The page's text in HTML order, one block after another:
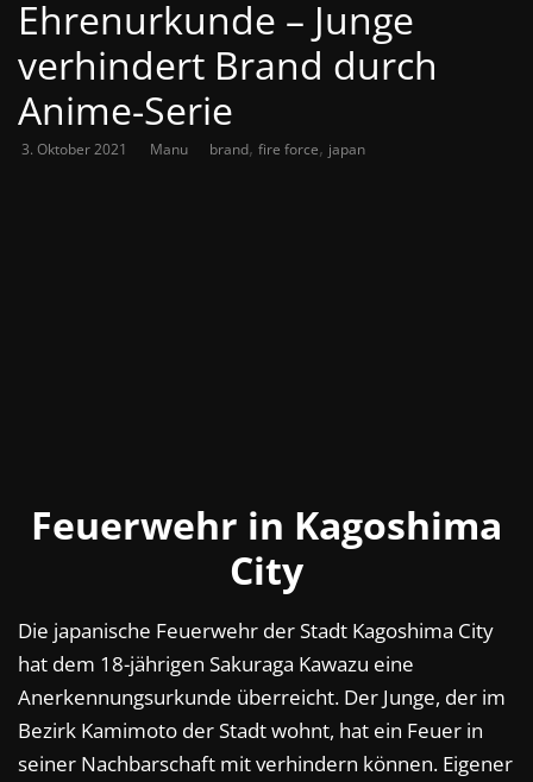
Ehrenurkunde – Junge
verhindert Brand durch
Anime-Serie
3. Oktober 2021 Manu brand, fire force, japan
Feuerwehr in Kagoshima
City
Die japanische Feuerwehr der Stadt Kagoshima City
hat dem 18-jährigen Sakuraga Kawazu eine
Anerkennungsurkunde überreicht. Der Junge, der im
Bezirk Kamimoto der Stadt wohnt, hat ein Feuer in
seiner Nachbarschaft mit verhindern können. Eigener